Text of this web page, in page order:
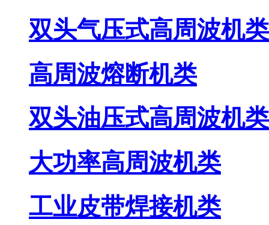
双头气压式高周波机类
高周波熔断机类
双头油压式高周波机类
大功率高周波机类
工业皮带焊接机类